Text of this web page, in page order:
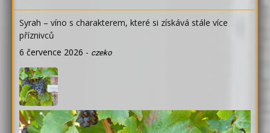
Syrah – víno s charakterem, které si získává stále více
příznivců
6 července 2026 - czeko